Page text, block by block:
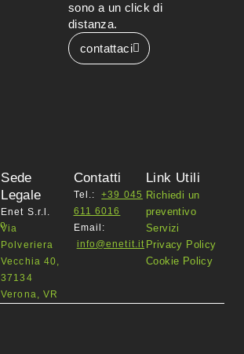
sono a un click di
distanza.
contattaci
Sede
Legale
Enet S.r.l.
Via
Polveriera
Vecchia 40,
37134
Verona, VR
Contatti
Tel.:
+39 045
611 6016
Email:
info@enetit.it
Link Utili
Richiedi un
preventivo
Servizi
Privacy Policy
Cookie Policy